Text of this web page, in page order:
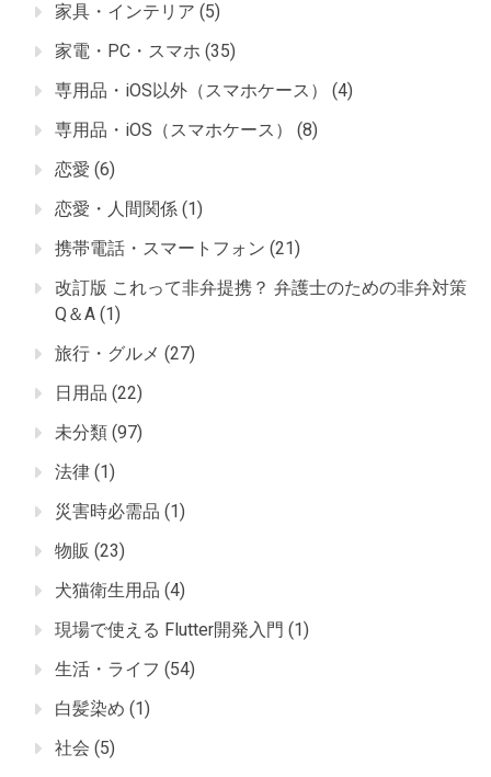
家具・インテリア (5)
家電・PC・スマホ (35)
専用品・iOS以外（スマホケース）
(4)
専用品・iOS（スマホケース）
(8)
恋愛 (6)
恋愛・人間関係 (1)
携帯電話・スマートフォン (21)
改訂版 これって非弁提携？ 弁護士のための非弁対策
Q＆A (1)
旅行・グルメ (27)
日用品 (22)
未分類 (97)
法律 (1)
災害時必需品 (1)
物販 (23)
犬猫衛生用品 (4)
現場で使える Flutter開発入門 (1)
生活・ライフ (54)
白髪染め (1)
社会 (5)